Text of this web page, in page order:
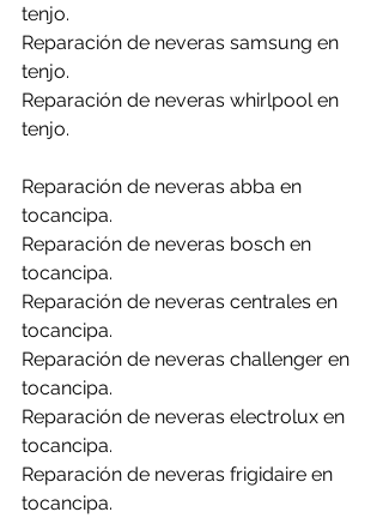
tenjo.
Reparación de neveras samsung en
tenjo.
Reparación de neveras whirlpool en
tenjo.
Reparación de neveras abba en
tocancipa.
Reparación de neveras bosch en
tocancipa.
Reparación de neveras centrales en
tocancipa.
Reparación de neveras challenger en
tocancipa.
Reparación de neveras electrolux en
tocancipa.
Reparación de neveras frigidaire en
tocancipa.